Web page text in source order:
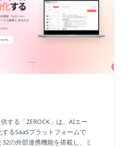
する「ZEROCK」は、AIエー
るSaaSプラットフォームで
の外部連携機能を搭載し、ミ